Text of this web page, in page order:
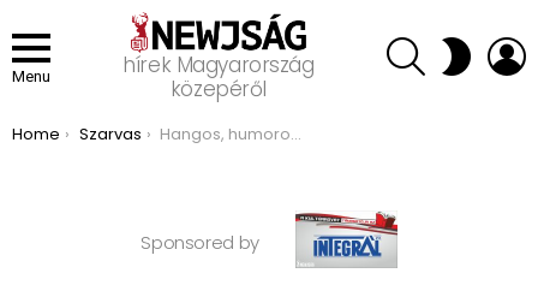
Menu
hírek Magyarország
közepéről
SEARCH SWITCH
SKIN
You are here:
Home Szarvas Hangos, humoros, szenvedélyes vígjátékban lépett színpadra Lapis Erika
Sponsored by